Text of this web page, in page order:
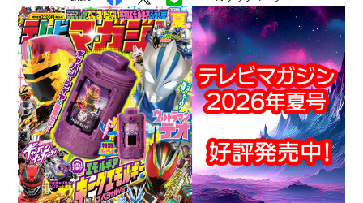
Instagram：＠tele_maga